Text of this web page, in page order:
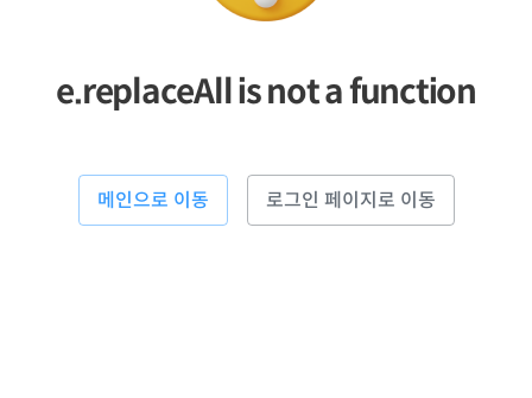
e.replaceAll is not a function
메인으로 이동 로그인 페이지로 이동